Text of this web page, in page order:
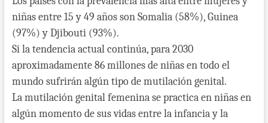
niñas entre 15 y 49 años son Somalia (58%), Guinea
(97%) y Djibouti (93%).
Si la tendencia actual continúa, para 2030
aproximadamente 86 millones de niñas en todo el
mundo sufrirán algún tipo de mutilación genital.
La mutilación genital femenina se practica en niñas en
algún momento de sus vidas entre la infancia y la